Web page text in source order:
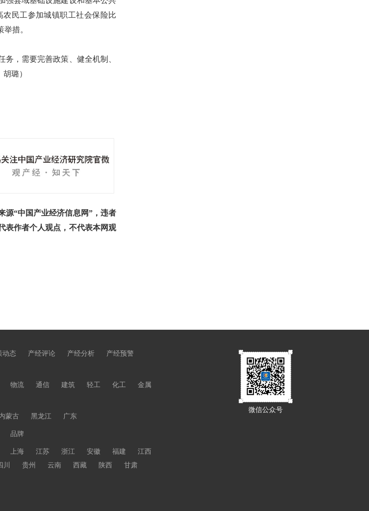
民工参加城镇职工社会保险比
措。
，需要完善政策、健全机制、
璐）
“中国产业经济信息网”，违者
表作者个人观点，不代表本网观
微信公众号
动态 产经评论 产经分析
产经预警
物流 通信 建筑 轻工 化工
金属
蒙古 黑龙江 广东
品牌
上海 江苏 浙江 安徽 福建
江西
川 贵州 云南 西藏 陕西
甘肃